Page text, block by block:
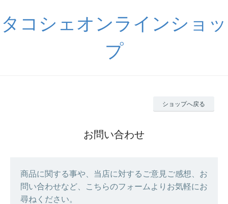
タコシェオンラインショッ
プ
ショップへ戻る
お問い合わせ
商品に関する事や、当店に対するご意見ご感想、お
問い合わせなど、こちらのフォームよりお気軽にお
尋ねください。